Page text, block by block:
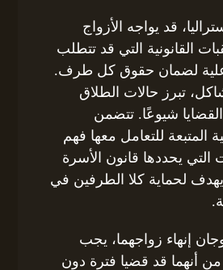
قد يواجه الأزواج
القانونية التي قد تتطلب
لضمان حقوق كل طرف.
تبرز حالات الطلاق
شيوعًا. تتضمن
المتبعة للتعامل معها فهم
التي يحددها قانون الأسرة
يهدف لحماية كلا الطرفين في
إنهاء زواجهما، يجب
من أنهما قد قضيا فترة دون